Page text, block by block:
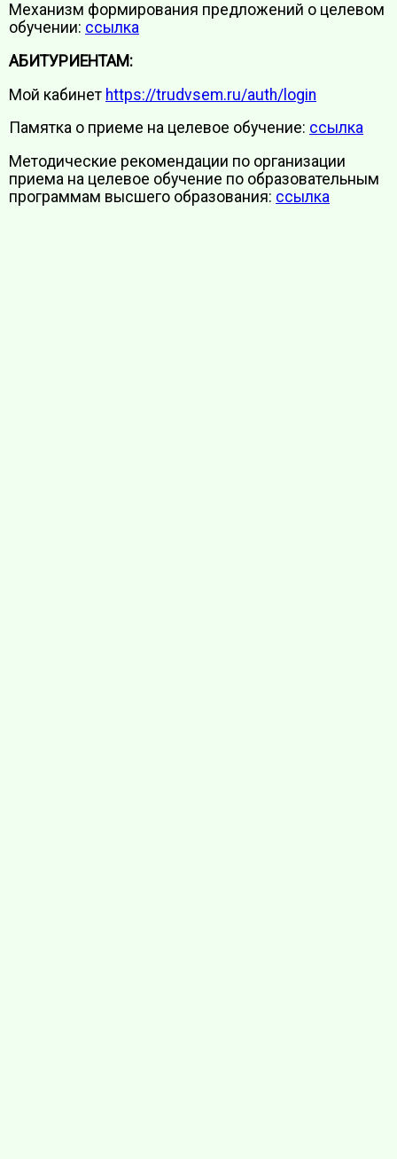
Механизм формирования предложений о целевом
обучении: ссылка
АБИТУРИЕНТАМ:
Мой кабинет https://trudvsem.ru/auth/login
Памятка о приеме на целевое обучение: ссылка
Методические рекомендации по организации
приема на целевое обучение по образовательным
программам высшего образования: ссылка